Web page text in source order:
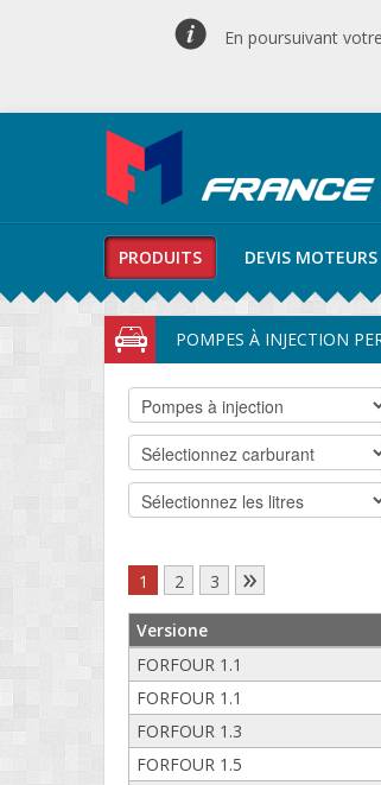
En poursuivant
PRODUITS DEVIS MOTEURS
POMPES À INJECTION
1 2 3 »
Versione
FORFOUR 1.1
FORFOUR 1.1
FORFOUR 1.3
FORFOUR 1.5